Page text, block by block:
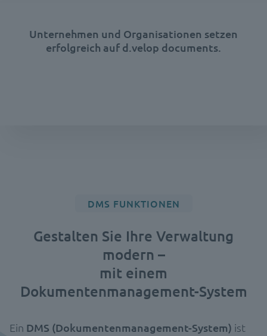
Unternehmen und Organisationen setzen
erfolgreich auf d.velop documents.
DMS FUNKTIONEN
Gestalten Sie Ihre Verwaltung
modern –
mit einem
Dokumentenmanagement-System
Ein DMS (Dokumentenmanagement-System) ist